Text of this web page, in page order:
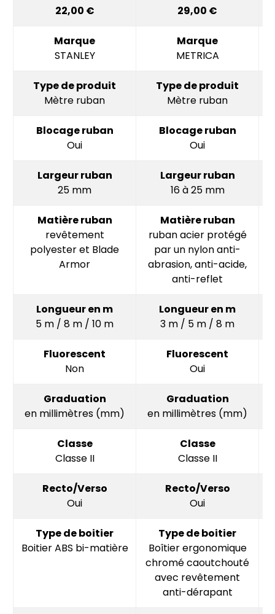
22,00 €
29,00 €
Marque
STANLEY
Marque
METRICA
Type de produit
Mètre ruban
Type de produit
Mètre ruban
Blocage ruban
Oui
Blocage ruban
Oui
Largeur ruban
25 mm
Largeur ruban
16 à 25 mm
Matière ruban
revêtement
polyester et Blade
Armor
Matière ruban
ruban acier protégé
par un nylon anti-
abrasion, anti-acide,
anti-reflet
Longueur en m
5 m / 8 m / 10 m
Longueur en m
3 m / 5 m / 8 m
Fluorescent
Non
Fluorescent
Oui
Graduation
en millimètres (mm)
Graduation
en millimètres (mm)
Classe
Classe II
Classe
Classe II
Recto/Verso
Oui
Recto/Verso
Oui
Type de boitier
Boitier ABS bi-matière
Type de boitier
Boîtier ergonomique
chromé caoutchouté
avec revêtement
anti-dérapant